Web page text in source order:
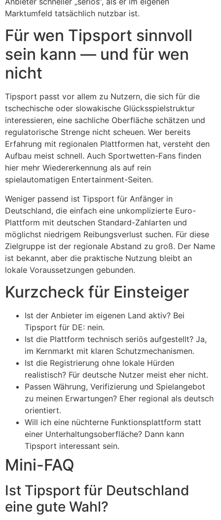
Marktumfeld tatsächlich nutzbar ist.
Für wen Tipsport sinnvoll
sein kann — und für wen
nicht
Tipsport passt vor allem zu Nutzern, die sich für die
tschechische oder slowakische Glücksspielstruktur
interessieren, eine sachliche Oberfläche schätzen und
regulatorische Strenge nicht scheuen. Wer bereits
Erfahrung mit regionalen Plattformen hat, versteht den
Aufbau meist schnell. Auch Sportwetten-Fans finden
hier mehr Wiedererkennung als auf rein
spielautomatigen Entertainment-Seiten.
Weniger passend ist Tipsport für Anfänger in
Deutschland, die einfach eine unkomplizierte Euro-
Plattform mit deutschen Standard-Zahlarten und
möglichst niedrigem Reibungsverlust suchen. Für diese
Zielgruppe ist der regionale Abstand zu groß. Der Name
ist bekannt, aber die praktische Nutzung bleibt an
lokale Voraussetzungen gebunden.
Kurzcheck für Einsteiger
Ist der Anbieter im eigenen Land aktiv? Bei
Tipsport für DE: nein.
Ist die Plattform technisch seriös aufgestellt? Ja,
im Kernmarkt mit klaren Schutzmechanismen.
Ist die Registrierung ohne lokale Hürden
realistisch? Für deutsche Nutzer meist eher nicht.
Passen Währung, Verifizierung und Spielangebot
zu meinen Erwartungen? Eher regional als deutsch
orientiert.
Will ich eine nüchterne Funktionsplattform statt
einer Unterhaltungsoberfläche? Dann kann
Tipsport interessant sein.
Mini-FAQ
Ist Tipsport für Deutschland
eine gute Wahl?